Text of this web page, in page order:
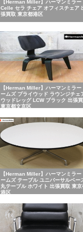
【Herman Miller】ハーマンミラー
Celle セラ チェア オフィスチェア
張買取 東京都港区
【Herman Miller】ハーマンミラー
ームズ プライウッド ラウンジチェ
ウッドレッグ LCW ブラック 出張
東京都文京区
【Herman Miller】ハーマンミラー
ームズ テーブル ユニバーサルベー
丸テーブル ホワイト 出張買取 東京
港区